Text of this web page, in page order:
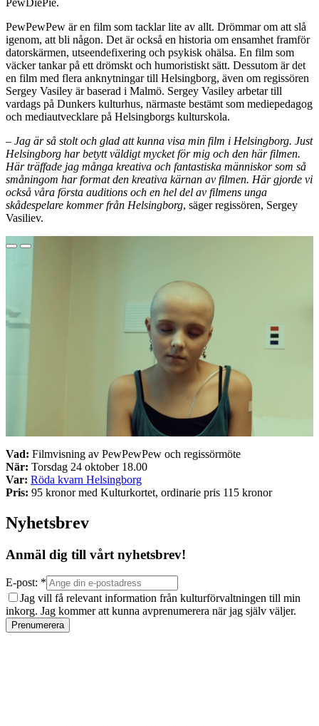
PewPewPew är en film som tacklar lite av allt. Drömmar om att slå
igenom, att bli någon. Det är också en historia om ensamhet framför
datorskärmen, utseendefixering och psykisk ohälsa. En film som
väcker tankar på ett drömskt och humoristiskt sätt. Dessutom är det
en film med flera anknytningar till Helsingborg, även om regissören
Sergey Vasiley är baserad i Malmö. Sergey Vasiley arbetar till
vardags på Dunkers kulturhus, närmaste bestämt som mediepedagog
och mediautvecklare på Helsingborgs kulturskola.
– Jag är så stolt och glad att kunna visa min film i Helsingborg. Just
Helsingborg har betytt väldigt mycket för mig och den här filmen.
Här träffade jag många kreativa och fantastiska människor som så
småningom har format den kreativa kärnan av filmen. Här gjorde vi
också våra första auditions och en hel del av filmens unga
skådespelare kommer från Helsingborg, säger regissören, Sergey
Vasiliev.
Vad: Filmvisning av PewPewPew och regissörmöte
När: Torsdag 24 oktober 18.00
Var: Röda kvarn Helsingborg
Pris: 95 kronor med Kulturkortet, ordinarie pris 115 kronor
Nyhetsbrev
Anmäl dig till vårt nyhetsbrev!
E-post: *
Jag vill få relevant information från kulturförvaltningen till min
inkorg. Jag kommer att kunna avprenumerera när jag själv väljer.
Prenumerera